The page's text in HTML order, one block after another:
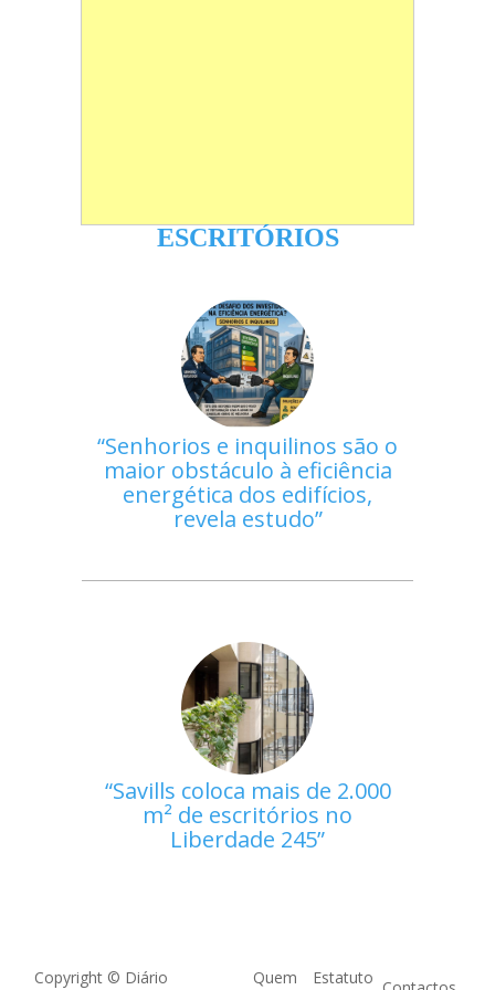
ESCRITÓRIOS
Senhorios e inquilinos são o
maior obstáculo à eficiência
energética dos edifícios,
revela estudo
Savills coloca mais de 2.000
m² de escritórios no
Liberdade 245
Copyright © Diário
Quem
Estatuto